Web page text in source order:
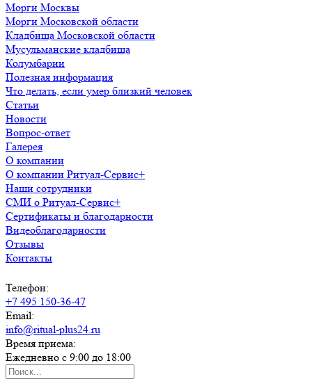
Морги Москвы
Морги Московской области
Кладбища Московской области
Мусульманские кладбища
Колумбарии
Полезная информация
Что делать, если умер близкий человек
Статьи
Новости
Вопрос-ответ
Галерея
О компании
О компании Ритуал-Сервис+
Наши сотрудники
СМИ о Ритуал-Сервис+
Сертификаты и благодарности
Видеоблагодарности
Отзывы
Контакты
Телефон:
+7 495 150-36-47
Email:
info@ritual-plus24.ru
Время приема:
Ежедневно с 9:00 до 18:00